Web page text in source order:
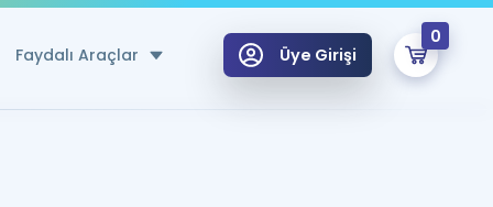
Faydalı Araçlar Üye Girişi
0